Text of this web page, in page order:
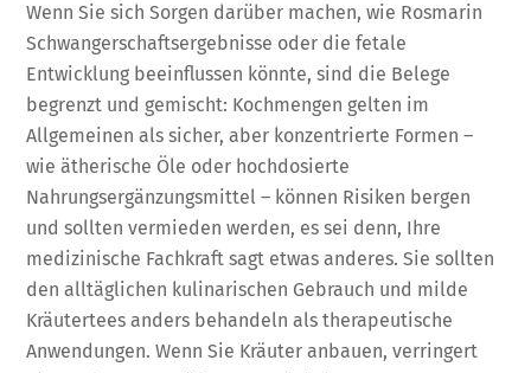
Wenn Sie sich Sorgen darüber machen, wie Rosmarin
Schwangerschaftsergebnisse oder die fetale
Entwicklung beeinflussen könnte, sind die Belege
begrenzt und gemischt: Kochmengen gelten im
Allgemeinen als sicher, aber konzentrierte Formen –
wie ätherische Öle oder hochdosierte
Nahrungsergänzungsmittel – können Risiken bergen
und sollten vermieden werden, es sei denn, Ihre
medizinische Fachkraft sagt etwas anderes. Sie sollten
den alltäglichen kulinarischen Gebrauch und milde
Kräutertees anders behandeln als therapeutische
Anwendungen. Wenn Sie Kräuter anbauen, verringert